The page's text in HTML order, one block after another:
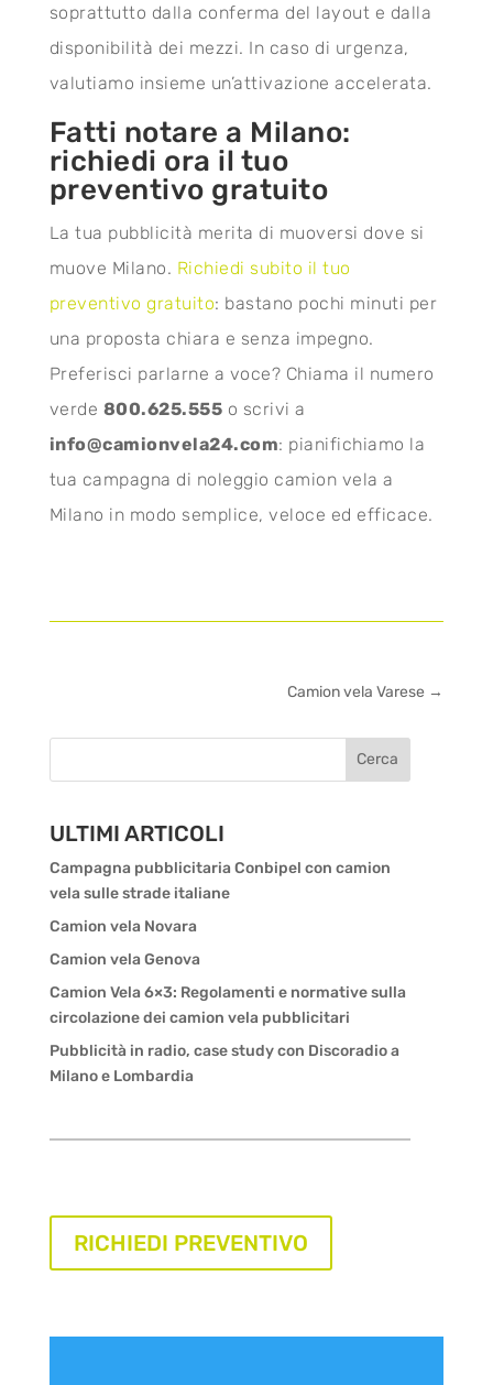
soprattutto dalla conferma del layout e dalla
disponibilità dei mezzi. In caso di urgenza,
valutiamo insieme un’attivazione accelerata.
Fatti notare a Milano:
richiedi ora il tuo
preventivo gratuito
La tua pubblicità merita di muoversi dove si
muove Milano. Richiedi subito il tuo
preventivo gratuito: bastano pochi minuti per
una proposta chiara e senza impegno.
Preferisci parlarne a voce? Chiama il numero
verde 800.625.555 o scrivi a
info@camionvela24.com: pianifichiamo la
tua campagna di noleggio camion vela a
Milano in modo semplice, veloce ed efficace.
Camion vela Varese →
Cerca
ULTIMI ARTICOLI
Campagna pubblicitaria Conbipel con camion
vela sulle strade italiane
Camion vela Novara
Camion vela Genova
Camion Vela 6×3: Regolamenti e normative sulla
circolazione dei camion vela pubblicitari
Pubblicità in radio, case study con Discoradio a
Milano e Lombardia
RICHIEDI PREVENTIVO